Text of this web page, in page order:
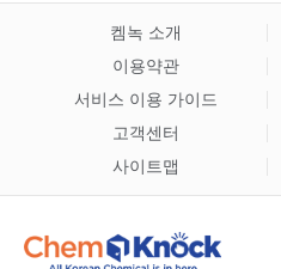
켐녹 소개
이용약관
서비스 이용 가이드
고객센터
사이트맵